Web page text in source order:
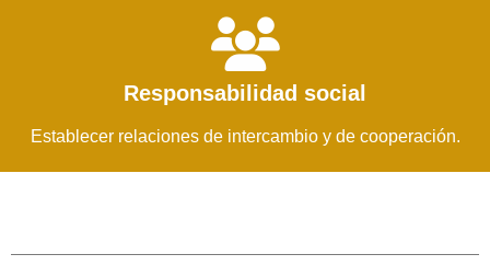
Responsabilidad social
Establecer relaciones de intercambio y de cooperación.